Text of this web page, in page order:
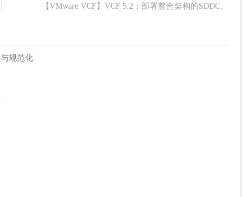
【VMware VCF】VCF 5.2：部署整合架构的SDDC。
规范化